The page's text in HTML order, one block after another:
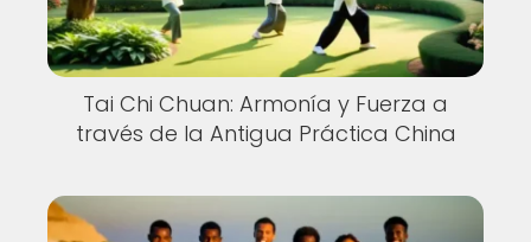
Tai Chi Chuan: Armonía y Fuerza a
través de la Antigua Práctica China